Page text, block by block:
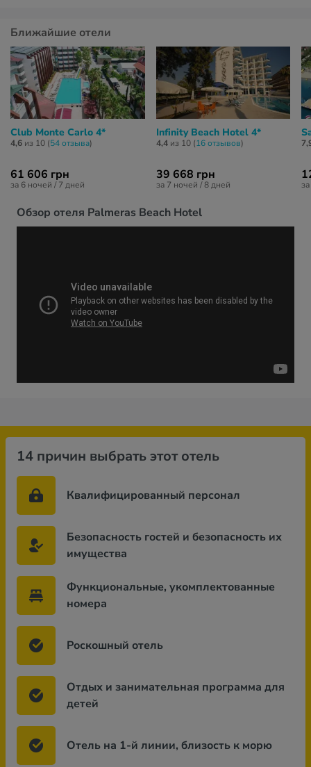
Обзор отеля Palmeras Beach Hotel
Ближайшие отели
Club Monte Carlo 4*
4,6 из 10 (54 отзывa)
61 606 грн
за 6 ночей / 7 дней
Infinity Beach Hotel 4*
4,4из 10 (16 отзывов)
39 668 грн
за 7 ночей / 8 дней
14 причин выбрать этот отель
Квалифицированный персонал
Безопасность гостей и безопасность их
имущества
Функциональные, укомплектованные
номера
Роскошный отель
Отдых и занимательная программа для
детей
Отель на 1-й линии, близость к морю